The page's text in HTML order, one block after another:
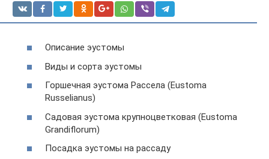
Описание эустомы
Виды и сорта эустомы
Горшечная эустома Рассела (Eustoma
Russelianus)
Садовая эустома крупноцветковая (Eustoma
Grandiflorum)
Посадка эустомы на рассаду